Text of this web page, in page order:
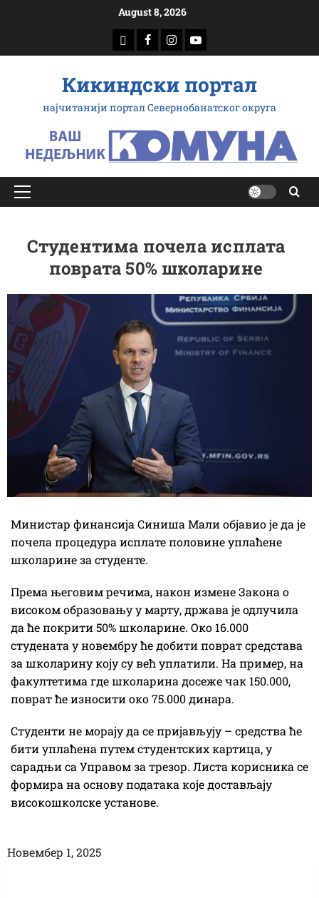
August 8, 2026
доwнлоад
Фацебоок
Инстаграм
Yоутубе
Кикиндски портал
најчитанији портал Севернобанатског округа
Примарy
Студентима почела исплата
поврата 50% школарине
Министар финансија Синиша Мали објавио је да је
почела процедура исплате половине уплаћене
школарине за студенте.
Према његовим речима, након измене Закона о
високом образовању у марту, држава је одлучила
да ће покрити 50% школарине. Око 16.000
студената у новембру ће добити поврат средстава
за школарину коју су већ уплатили. На пример, на
факултетима где школарина досеже чак 150.000,
поврат ће износити око 75.000 динара.
Студенти не морају да се пријављују – средства ће
бити уплаћена путем студентских картица, у
сарадњи са Управом за трезор. Листа корисника се
формира на основу података које достављају
високошколске установе.
Новембер 1, 2025